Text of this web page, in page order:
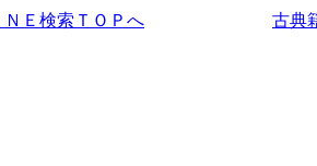
ＮＥ検索ＴＯＰへ 古典